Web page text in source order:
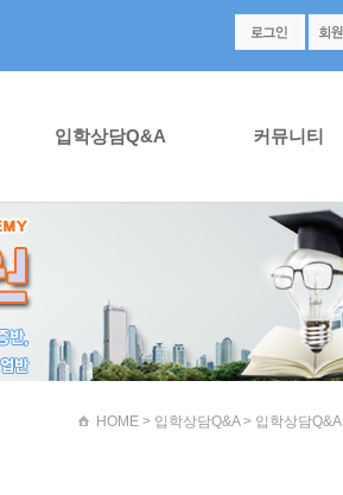
입학상담Q&A 커뮤니티
HOME > 입학상담Q&A > 입학상담Q&A